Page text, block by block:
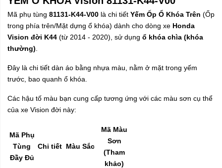
Mã phụ tùng 81131-K44-V00 là chi tiết Yếm Ốp Ổ Khóa Trên (Ốp
trong phía trên/Mặt dựng ổ khóa) dành cho dòng xe Honda
Vision đời K44 (từ 2014 - 2020), sử dụng ổ khóa chìa (khóa
thường)
Đây là chi tiết dàn áo bằng nhựa màu, nằm ở mặt trong yếm
trước, bao quanh ổ khóa.
Các hậu tố màu bạn cung cấp tương ứng với các màu sơn cụ thể
của xe Vision đời này:
Mã Phụ
Tùng
Đầy Đủ
Chi tiết Màu Sắc
Mã Màu
Sơn
(Tham
khảo)